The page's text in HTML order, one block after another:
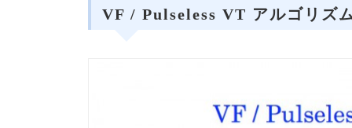
VF / Pulseless VT アルゴリズ